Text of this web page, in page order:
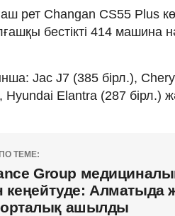
рет Changan CS55 Plus
бестікті 414 машина
Jac J7 (385 бірл.),
Hyundai Elantra (287 бірл.)
ТЕМЕ:
Group
кеңейтуде: Алматыда
ашылды